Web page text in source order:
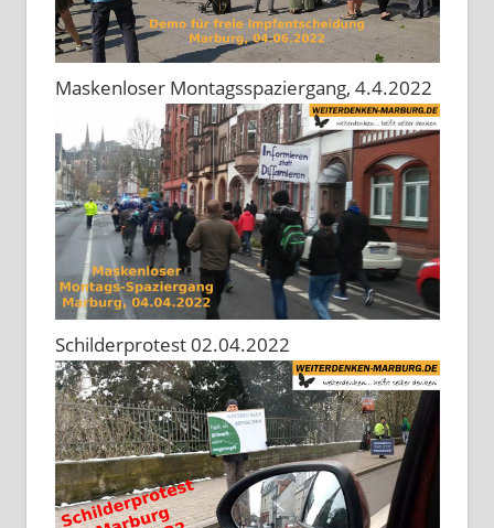
Maskenloser Montagsspaziergang, 4.4.2022
Schilderprotest 02.04.2022